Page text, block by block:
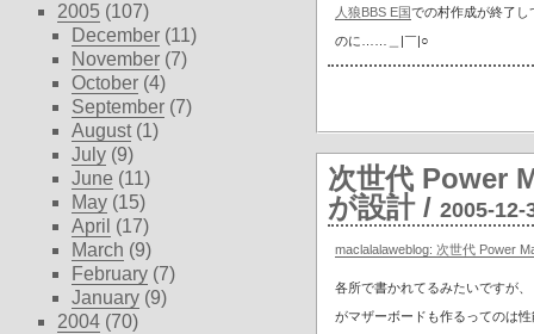
人狼BBS E国での村作成が終了し
のに……＿|￣|○
次世代 Power
が設計/ 2005-12-
maclalalaweblog: 次世代 Power
各所で書かれてるみたいですが
がマザーボードも作るってのは
2005 (107)
December (11)
November (7)
October (4)
September (7)
August (1)
July (9)
June (11)
May (15)
April (17)
March (9)
February (7)
January (9)
2004 (70)